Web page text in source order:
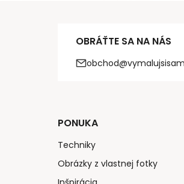
OBRÁŤTE SA NA NÁS
PONUKA
Techniky
Obrázky z vlastnej fotky